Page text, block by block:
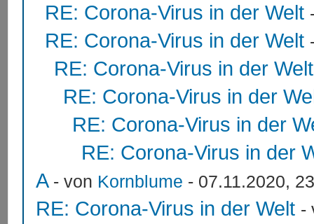
RE: Corona-Virus in der Welt
RE: Corona-Virus in der Welt
RE: Corona-Virus in der Welt
RE: Corona-Virus in der
RE: Corona-Virus in der
RE: Corona-Virus in der
A - von Kornblume - 07.11.2020,
RE: Corona-Virus in der Welt -